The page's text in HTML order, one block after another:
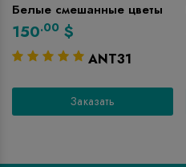
Белые смешанные цветы
150.00 $
ANT31
Заказать